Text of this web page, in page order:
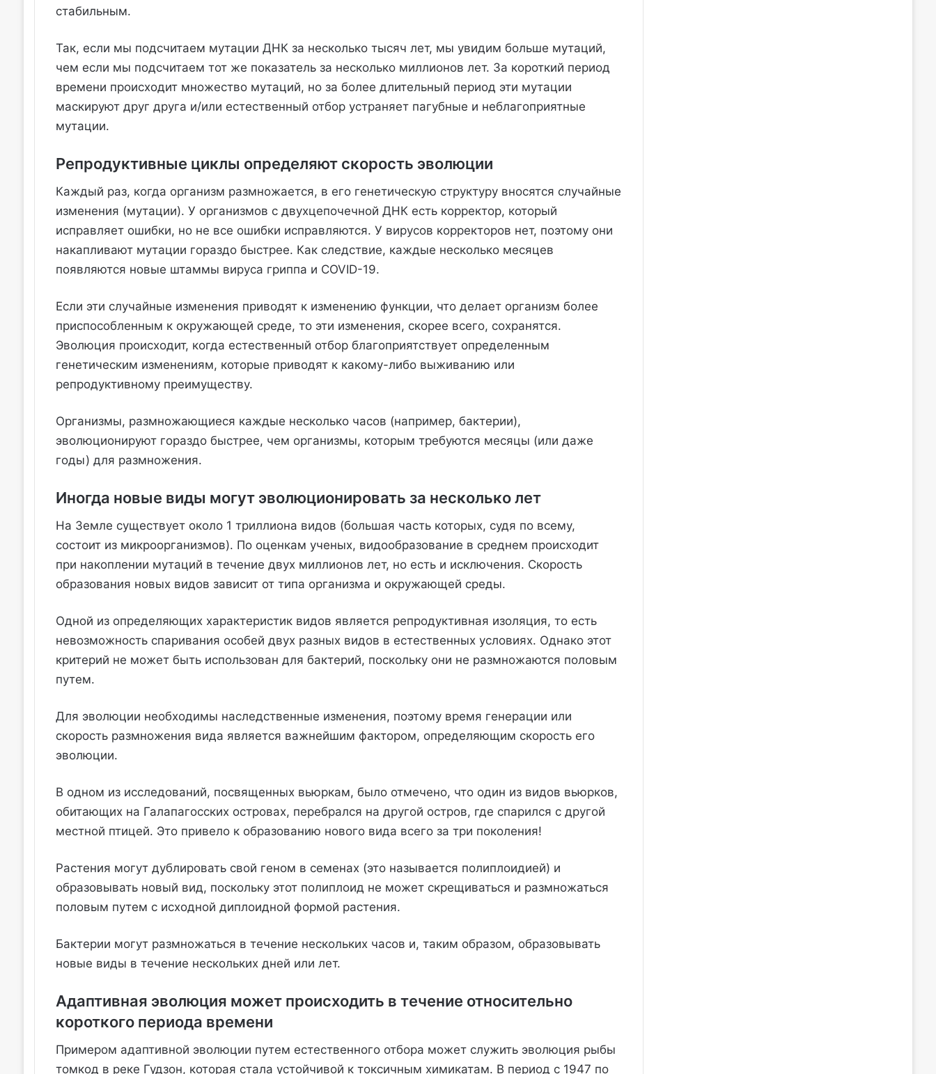
стабильным.
Так, если мы подсчитаем мутации ДНК за несколько тысяч лет, мы увидим больше мутаций,
чем если мы подсчитаем тот же показатель за несколько миллионов лет. За короткий период
времени происходит множество мутаций, но за более длительный период эти мутации
маскируют друг друга и/или естественный отбор устраняет пагубные и неблагоприятные
мутации.
Репродуктивные циклы определяют скорость эволюции
Каждый раз, когда организм размножается, в его генетическую структуру вносятся случайные
изменения (мутации). У организмов с двухцепочечной ДНК есть корректор, который
исправляет ошибки, но не все ошибки исправляются. У вирусов корректоров нет, поэтому они
накапливают мутации гораздо быстрее. Как следствие, каждые несколько месяцев
появляются новые штаммы вируса гриппа и COVID-19.
Если эти случайные изменения приводят к изменению функции, что делает организм более
приспособленным к окружающей среде, то эти изменения, скорее всего, сохранятся.
Эволюция происходит, когда естественный отбор благоприятствует определенным
генетическим изменениям, которые приводят к какому-либо выживанию или
репродуктивному преимуществу.
Организмы, размножающиеся каждые несколько часов (например, бактерии),
эволюционируют гораздо быстрее, чем организмы, которым требуются месяцы (или даже
годы) для размножения.
Иногда новые виды могут эволюционировать за несколько лет
На Земле существует около 1 триллиона видов (большая часть которых, судя по всему,
состоит из микроорганизмов). По оценкам ученых, видообразование в среднем происходит
при накоплении мутаций в течение двух миллионов лет, но есть и исключения. Скорость
образования новых видов зависит от типа организма и окружающей среды.
Одной из определяющих характеристик видов является репродуктивная изоляция, то есть
невозможность спаривания особей двух разных видов в естественных условиях. Однако этот
критерий не может быть использован для бактерий, поскольку они не размножаются половым
путем.
Для эволюции необходимы наследственные изменения, поэтому время генерации или
скорость размножения вида является важнейшим фактором, определяющим скорость его
эволюции.
В одном из исследований, посвященных вьюркам, было отмечено, что один из видов вьюрков,
обитающих на Галапагосских островах, перебрался на другой остров, где спарился с другой
местной птицей. Это привело к образованию нового вида всего за три поколения!
Растения могут дублировать свой геном в семенах (это называется полиплоидией) и
образовывать новый вид, поскольку этот полиплоид не может скрещиваться и размножаться
половым путем с исходной диплоидной формой растения.
Бактерии могут размножаться в течение нескольких часов и, таким образом, образовывать
новые виды в течение нескольких дней или лет.
Адаптивная эволюция может происходить в течение относительно
короткого периода времени
Примером адаптивной эволюции путем естественного отбора может служить эволюция рыбы
томкод в реке Гудзон, которая стала устойчивой к токсичным химикатам. В период с 1947 по